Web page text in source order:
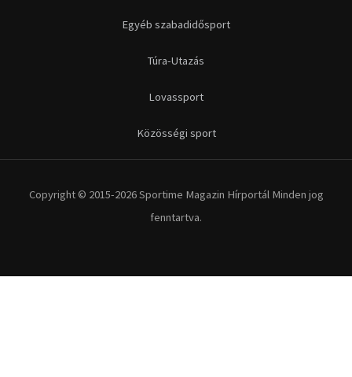
Egyéb szabadidősport
Túra-Utazás
Lovassport
Közösségi sport
Copyright © 2015-2026 Sportime Magazin Hírportál Minden jog
fenntartva.